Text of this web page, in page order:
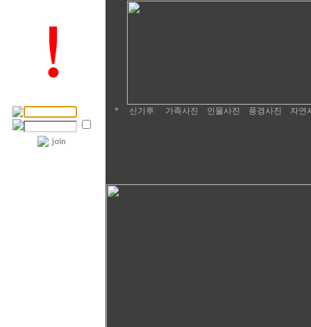
* 신기루! 가족사진 인물사진 풍경사진 자연